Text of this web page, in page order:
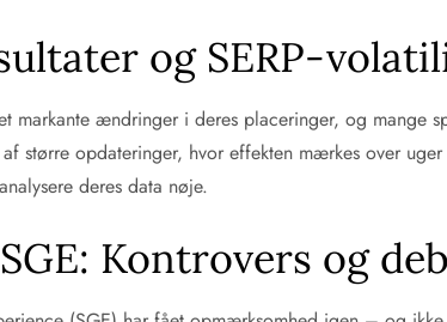
og SERP-
markante ændringer i deres placeringer, og
større opdateringer, hvor effekten mærkes over
deres data nøje.
Kontrovers og